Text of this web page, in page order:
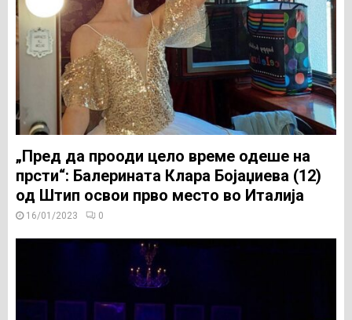
„Пред да прооди цело време одеше на
прсти“: Балерината Клара Бојаџиева (12)
од Штип освои прво место во Италија
16/01/2023 0